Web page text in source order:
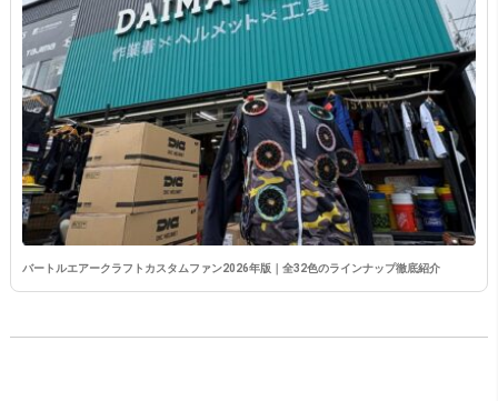
バートルエアークラフトカスタムファン2026年版｜全32色のラインナップ徹底紹介